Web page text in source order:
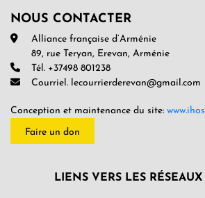
NOUS CONTACTER
Alliance française d’Arménie
89, rue Teryan, Erevan, Arménie
Tél. +37498 801238
Courriel. lecourrierderevan@gmail.com
Conception et maintenance du site:
Faire un don
LIENS VERS LES